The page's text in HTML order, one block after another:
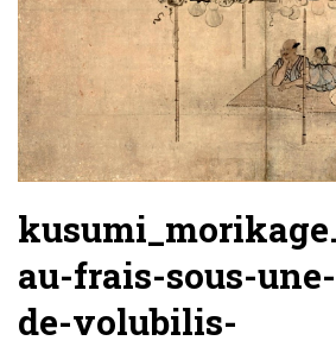
au-frais-sous-
de-volubilis-